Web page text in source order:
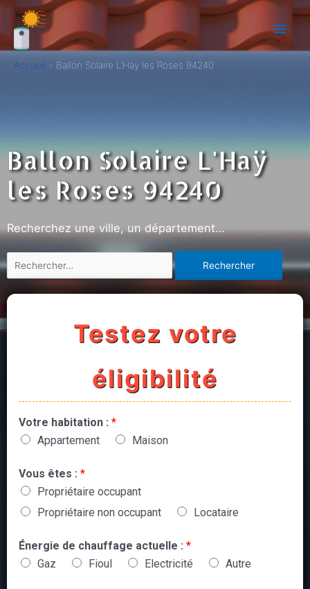
Accueil Ballon Solaire L’Haÿ les Roses 94240
Ballon Solaire L'Haÿ
les Roses 94240
Recherchez une ville, un département…
Testez votre
éligibilité
Votre habitation : *
Appartement
Maison
Vous êtes : *
Propriétaire occupant
Propriétaire non occupant
Locataire
Énergie de chauffage actuelle : *
Gaz
Fioul Electricité Autre